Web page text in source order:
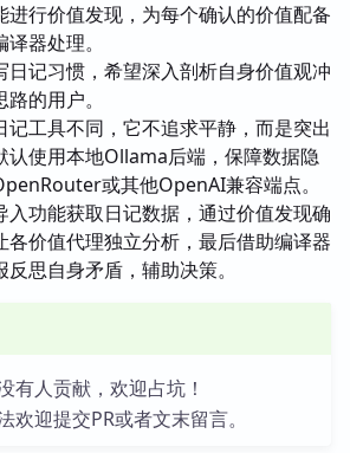
进行价值发现，为每个确认的价值配备
器处理。
日记习惯，希望深入剖析自身价值观冲
的用户。
记工具不同，它不追求平静，而是突出
认使用本地Ollama后端，保障数据隐
或其他OpenAI兼容端点。
入功能获取日记数据，通过价值发现确
各价值代理独立分析，最后借助编译器
思自身矛盾，辅助决策。
有人贡献，欢迎占坑！
欢迎提交PR或者文末留言。